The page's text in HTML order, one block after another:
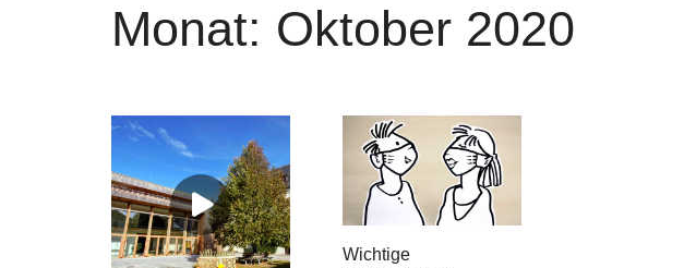
Monat: Oktober 2020
Wichtige